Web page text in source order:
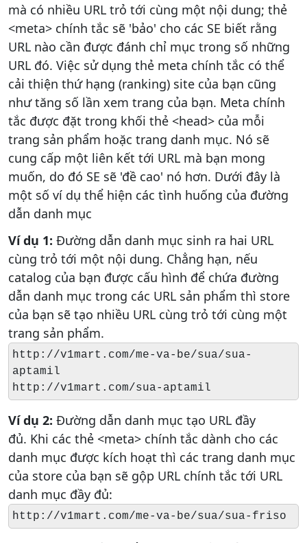
mà có nhiều URL trỏ tới cùng một nội dung; thẻ
<meta> chính tắc sẽ 'bảo' cho các SE biết rằng
URL nào cần được đánh chỉ mục trong số những
URL đó. Việc sử dụng thẻ meta chính tắc có thể
cải thiện thứ hạng (ranking) site của bạn cũng
như tăng số lần xem trang của bạn. Meta chính
tắc được đặt trong khối thẻ <head> của mỗi
trang sản phẩm hoặc trang danh mục. Nó sẽ
cung cấp một liên kết tới URL mà bạn mong
muốn, do đó SE sẽ 'đề cao' nó hơn. Dưới đây là
một số ví dụ thể hiện các tình huống của đường
dẫn danh mục
Ví dụ 1: Đường dẫn danh mục sinh ra hai URL
cùng trỏ tới một nội dung. Chẳng hạn, nếu
catalog của bạn được cấu hình để chứa đường
dẫn danh mục trong các URL sản phẩm thì store
của bạn sẽ tạo nhiều URL cùng trỏ tới cùng một
trang sản phẩm.
http://v1mart.com/me-va-be/sua/sua-
aptamil
http://v1mart.com/sua-aptamil
Ví dụ 2: Đường dẫn danh mục tạo URL đầy
đủ. Khi các thẻ <meta> chính tắc dành cho các
danh mục được kích hoạt thì các trang danh mục
của store của bạn sẽ gộp URL chính tắc tới URL
danh mục đầy đủ:
http://v1mart.com/me-va-be/sua/sua-friso